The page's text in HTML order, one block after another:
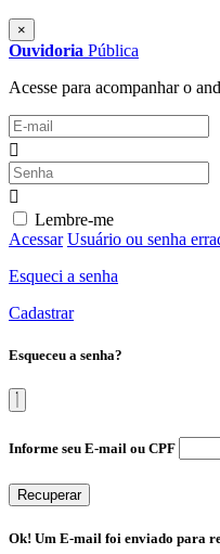
×
Ouvidoria Pública
Acesse para acompanhar o
Lembre-me
Acessar Usuário ou senha
Esqueci a senha
Cadastrar
Esqueceu a senha?
Informe seu E-mail ou CPF
Recuperar
Ok! Um E-mail foi enviado para